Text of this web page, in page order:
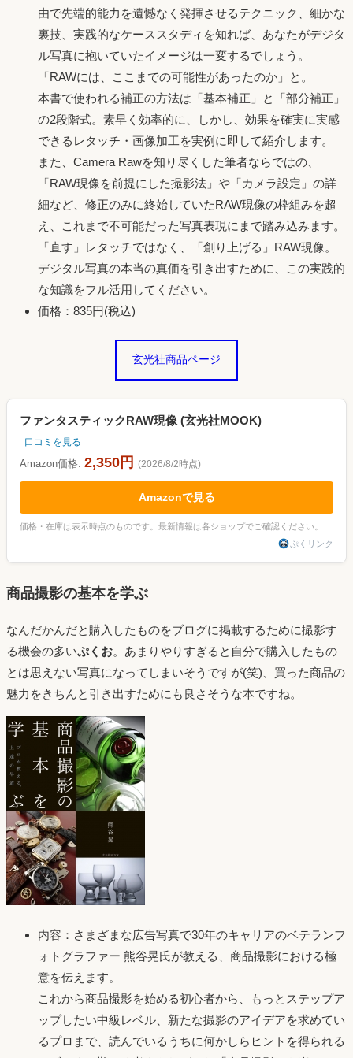
由で先端的能力を遺憾なく発揮させるテクニック、細かな
裏技、実践的なケーススタディを知れば、あなたがデジタ
ル写真に抱いていたイメージは一変するでしょう。
「RAWには、ここまでの可能性があったのか」と。
本書で使われる補正の方法は「基本補正」と「部分補正」
の2段階式。素早く効率的に、しかし、効果を確実に実感
できるレタッチ・画像加工を実例に即して紹介します。
また、Camera Rawを知り尽くした筆者ならではの、
「RAW現像を前提にした撮影法」や「カメラ設定」の詳
細など、修正のみに終始していたRAW現像の枠組みを超
え、これまで不可能だった写真表現にまで踏み込みます。
「直す」レタッチではなく、「創り上げる」RAW現像。
デジタル写真の本当の真価を引き出すために、この実践的
な知識をフル活用してください。
価格：835円(税込)
玄光社商品ページ
ファンタスティックRAW現像 (玄光社MOOK)
口コミを見る
Amazon価格: 2,350円 (2026/8/2時点)
Amazonで見る
価格・在庫は表示時点のものです。最新情報は各ショップでご確認ください。
ぷくリンク
商品撮影の基本を学ぶ
なんだかんだと購入したものをブログに掲載するために撮影す
る機会の多いぷくお。あまりやりすぎると自分で購入したもの
とは思えない写真になってしまいそうですが(笑)、買った商品の
魅力をきちんと引き出すためにも良さそうな本ですね。
内容：さまざまな広告写真で30年のキャリアのベテランフ
ォトグラファー 熊谷晃氏が教える、商品撮影における極
意を伝えます。
これから商品撮影を始める初心者から、もっとステップア
ップしたい中級レベル、新たな撮影のアイデアを求めてい
るプロまで、読んでいるうちに何かしらヒントを得られる